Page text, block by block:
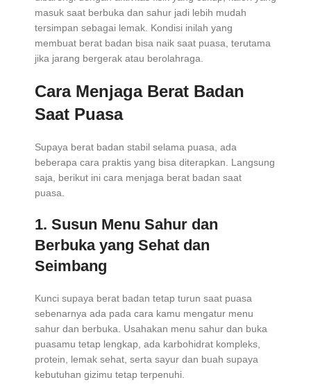
masuk saat berbuka dan sahur jadi lebih mudah
tersimpan sebagai lemak. Kondisi inilah yang
membuat berat badan bisa naik saat puasa, terutama
jika jarang bergerak atau berolahraga.
Cara Menjaga Berat Badan
Saat Puasa
Supaya berat badan stabil selama puasa, ada
beberapa cara praktis yang bisa diterapkan. Langsung
saja, berikut ini cara menjaga berat badan saat
puasa.
1. Susun Menu Sahur dan
Berbuka yang Sehat dan
Seimbang
Kunci supaya berat badan tetap turun saat puasa
sebenarnya ada pada cara kamu mengatur menu
sahur dan berbuka. Usahakan menu sahur dan buka
puasamu tetap lengkap, ada karbohidrat kompleks,
protein, lemak sehat, serta sayur dan buah supaya
kebutuhan gizimu tetap terpenuhi.